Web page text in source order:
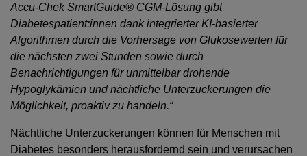
Accu-Chek SmartGuide® CGM-Lösung gibt
Diabetespatient:innen dank integrierter KI-basierter
Algorithmen durch die Vorhersage von Glukosewerten für
die nächsten zwei Stunden sowie durch
Benachrichtigungen für unmittelbar drohende
Hypoglykämien und nächtliche Unterzuckerungen die
Möglichkeit, proaktiv zu handeln.“
Nächtliche Unterzuckerungen können für Menschen mit
Diabetes besonders herausfordernd sein und verursachen